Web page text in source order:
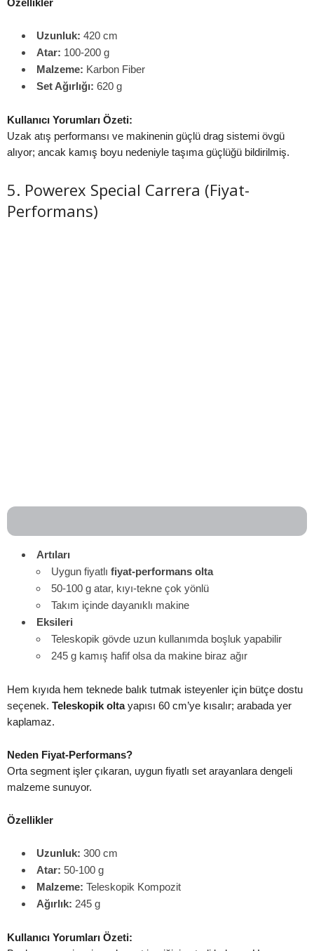
Uzunluk: 420 cm
Atar: 100-200 g
Malzeme: Karbon Fiber
Set Ağırlığı: 620 g
Kullanıcı Yorumları Özeti:
Uzak atış performansı ve makinenin güçlü drag sistemi övgü
alıyor; ancak kamış boyu nedeniyle taşıma güçlüğü bildirilmiş.
5. Powerex Special Carrera (Fiyat-
Performans)
Artıları
Uygun fiyatlı fiyat-performans olta
50-100 g atar, kıyı-tekne çok yönlü
Takım içinde dayanıklı makine
Eksileri
Teleskopik gövde uzun kullanımda boşluk yapabilir
245 g kamış hafif olsa da makine biraz ağır
Hem kıyıda hem teknede balık tutmak isteyenler için bütçe dostu
seçenek. Teleskopik oltayapısı 60 cm’ye kısalır; arabada yer
kaplamaz.
Neden Fiyat-Performans?
Orta segment işler çıkaran, uygun fiyatlı set arayanlara dengeli
malzeme sunuyor.
Özellikler
Uzunluk: 300 cm
Atar: 50-100 g
Malzeme: Teleskopik Kompozit
Ağırlık: 245 g
Kullanıcı Yorumları Özeti: